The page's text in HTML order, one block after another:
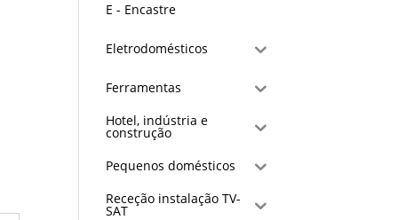
E - Encastre
Eletrodomésticos
Ferramentas
Hotel, indústria e
construção
Pequenos domésticos
Receção instalação TV-
SAT